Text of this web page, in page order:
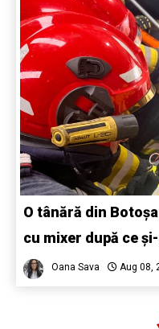
O tânără din
cu mixer după ce
Oana Sava Aug 08,